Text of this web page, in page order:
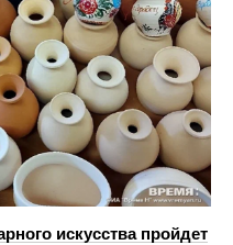
искусства пройдет